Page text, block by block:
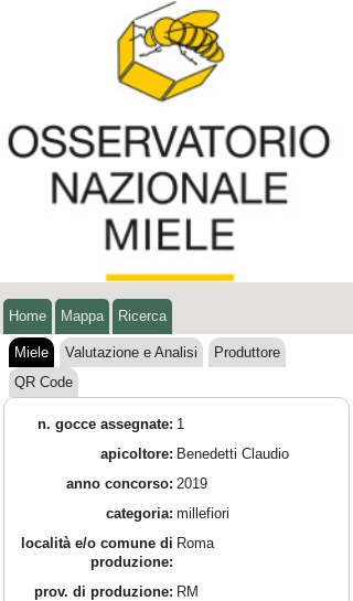
Home Mappa Ricerca
Miele Valutazione e Analisi
Produttore
QR Code
n. gocce assegnate: 1
apicoltore: Benedetti Claudio
anno concorso: 2019
categoria: millefiori
località e/o comune di
produzione:
Roma
prov. di produzione: RM